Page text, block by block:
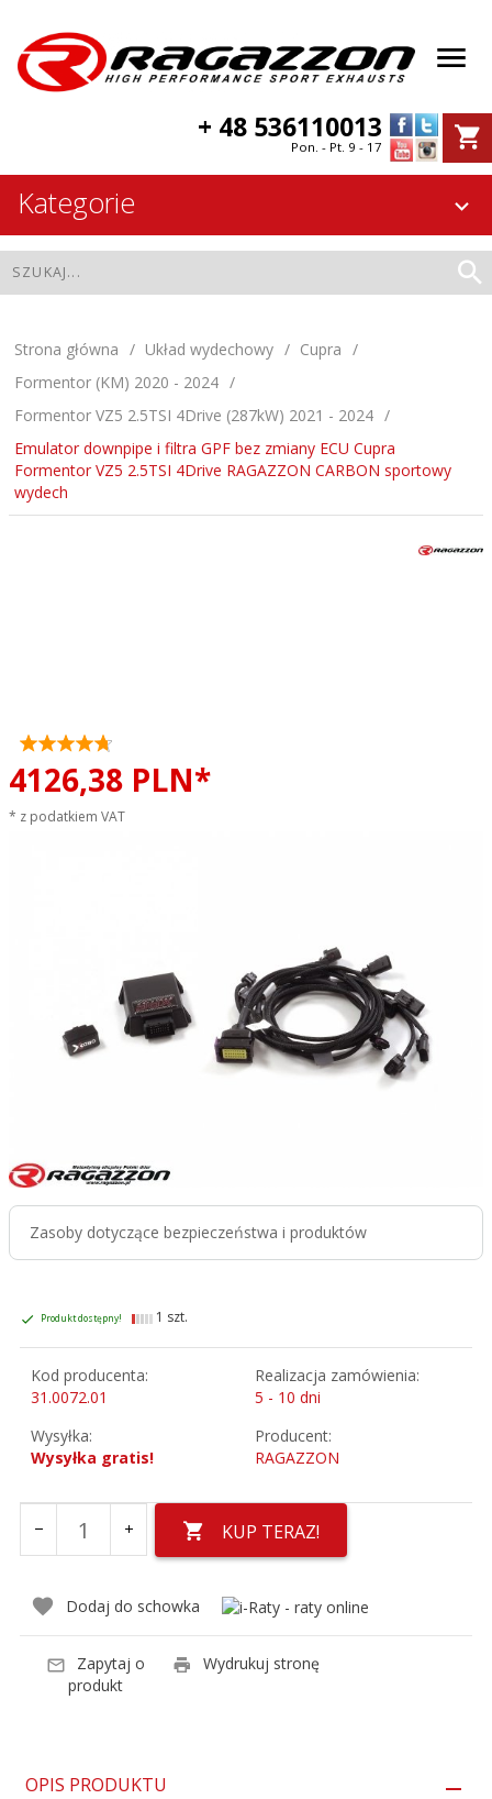
+ 48 536110013
Pon. - Pt. 9 - 17
Kategorie
Strona główna Układ wydechowy
Cupra
Formentor (KM) 2020 - 2024
Formentor VZ5 2.5TSI 4Drive (287kW) 2021 - 2024
Emulator downpipe i filtra GPF bez zmiany ECU Cupra
Formentor VZ5 2.5TSI 4Drive RAGAZZON CARBON sportowy
wydech
4126,38 PLN*
* z podatkiem VAT
Zasoby dotyczące bezpieczeństwa i produktów
Produkt dostępny! 1 szt.
Kod producenta:
31.0072.01
Realizacja zamówienia:
5 - 10 dni
Wysyłka:
Wysyłka gratis!
Producent:
RAGAZZON
KUP TERAZ!
Dodaj do schowka
Zapytaj o
produkt
Wydrukuj stronę
OPIS PRODUKTU